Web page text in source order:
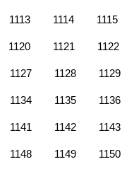
1113 1114 1115
1120 1121 1122
1127 1128 1129
1134 1135 1136
1141 1142 1143
1148 1149 1150